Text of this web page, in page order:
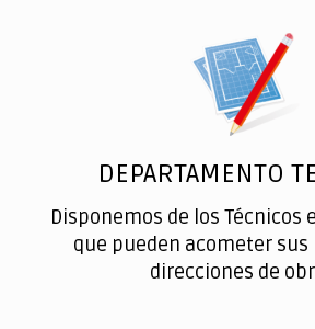
DEPARTAMENTO
Disponemos de los Técnicos
que pueden acometer sus
direcciones de